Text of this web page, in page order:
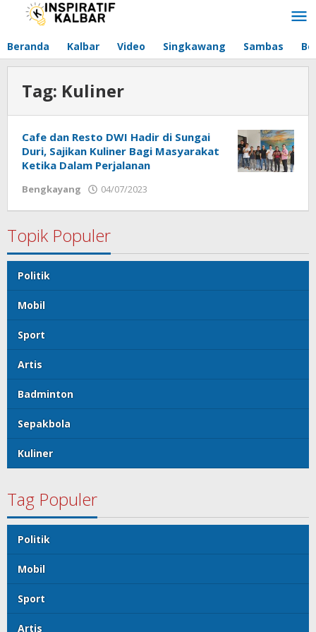
Lewati
Beranda Kalbar Video Singkawang Sambas
Tag: Kuliner
Cafe dan Resto DWI Hadir di Sungai
Duri, Sajikan Kuliner Bagi Masyarakat
Ketika Dalam Perjalanan
Bengkayang 04/07/2023
Topik Populer
Politik
Mobil
Sport
Artis
Badminton
Sepakbola
Kuliner
Tag Populer
Politik
Mobil
Sport
Artis